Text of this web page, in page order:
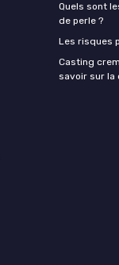
Quels sont
de perle ?
Les risques
Casting
savoir sur la